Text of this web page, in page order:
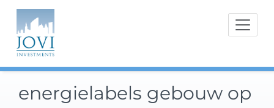
Doorgaan
inhoud
energielabels gebouw op